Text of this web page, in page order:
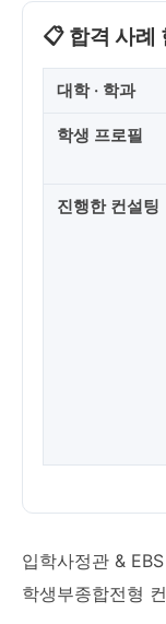
📋 합격 사례
대학 · 학과
학생 프로필
진행한 컨설팅
입학사정관 &
학생부종합전형